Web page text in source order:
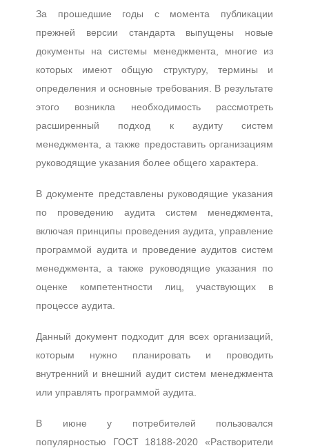
За прошедшие годы с момента публикации
прежней версии стандарта выпущены новые
документы на системы менеджмента, многие из
которых имеют общую структуру, термины и
определения и основные требования. В результате
этого возникла необходимость рассмотреть
расширенный подход к аудиту систем
менеджмента, а также предоставить организациям
руководящие указания более общего характера.
В документе представлены руководящие указания
по проведению аудита систем менеджмента,
включая принципы проведения аудита, управление
программой аудита и проведение аудитов систем
менеджмента, а также руководящие указания по
оценке компетентности лиц, участвующих в
процессе аудита.
Данный документ подходит для всех организаций,
которым нужно планировать и проводить
внутренний и внешний аудит систем менеджмента
или управлять программой аудита.
В июне у потребителей пользовался
популярностью ГОСТ 18188-2020 «Растворители